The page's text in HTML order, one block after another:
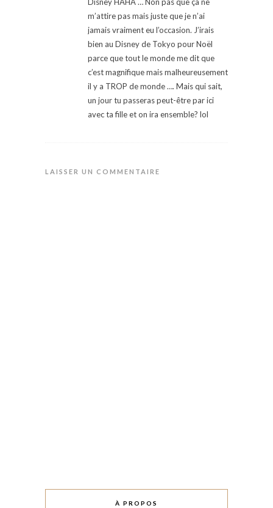
Disney HAHA … Non pas que ça ne
m’attire pas mais juste que je n’ai
jamais vraiment eu l’occasion. J’irais
bien au Disney de Tokyo pour Noël
parce que tout le monde me dit que
c’est magnifique mais malheureusement
il y a TROP de monde …. Mais qui sait,
un jour tu passeras peut-être par ici
avec ta fille et on ira ensemble? lol
LAISSER UN COMMENTAIRE
À PROPOS